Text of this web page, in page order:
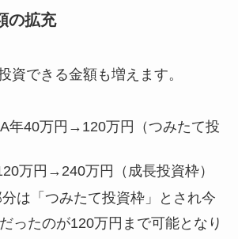
の拡充
資できる金額も増えます。
年40万円→120万円（つみたて投
万円→240万円（成長投資枠）
は「つみたて投資枠」とされ今
ったのが120万円まで可能となり